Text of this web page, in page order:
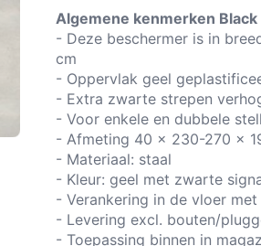
Algemene kenmerken
- Deze beschermer is in
cm
- Oppervlak geel
- Extra zwarte strepen
- Voor enkele en dubbele
- Afmeting 40 x 230-270 x
- Materiaal: staal
- Kleur: geel met zwarte
- Verankering in de vloer
- Levering excl. bouten/
- Toepassing binnen in